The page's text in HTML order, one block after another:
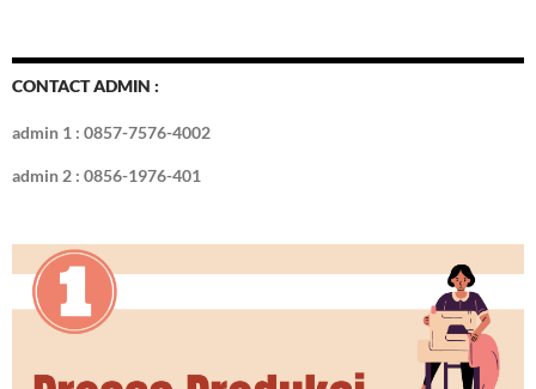
CONTACT ADMIN :
admin 1 : 0857-7576-4002
admin 2 : 0856-1976-401